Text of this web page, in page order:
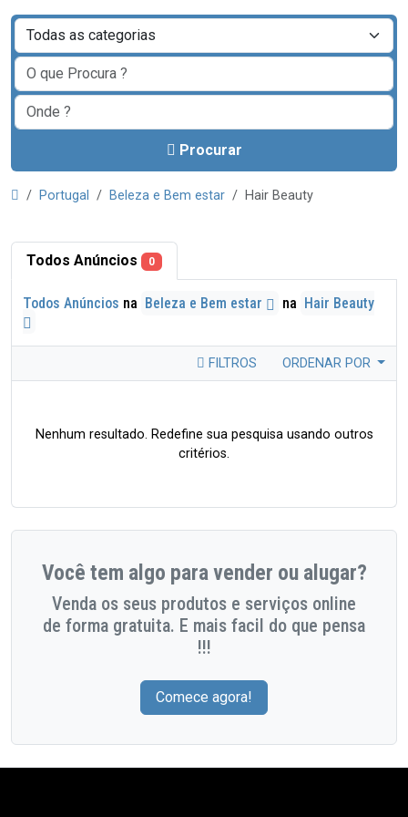
Procurar
Portugal Beleza e Bem estar Hair Beauty
Todos Anúncios 0
Todos Anúncios na Beleza e Bem estar na Hair Beauty
FILTROS ORDENAR POR
Nenhum resultado. Redefine sua pesquisa usando outros
critérios.
Você tem algo para vender ou alugar?
Venda os seus produtos e serviços online
de forma gratuita. E mais facil do que pensa
!!!
Comece agora!